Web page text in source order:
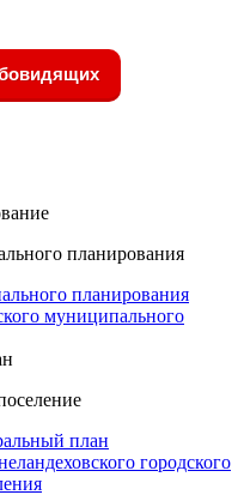
планирования
планирования
муниципального
план
городского